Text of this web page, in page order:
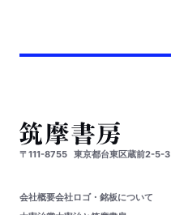
〒111-8755 東京都台東区蔵前2-5-3
会社概要会社ロゴ・銘板について